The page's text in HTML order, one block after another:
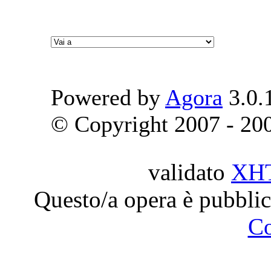
Powered by Agora
© Copyright 2007 -
validato
Questo/a opera è